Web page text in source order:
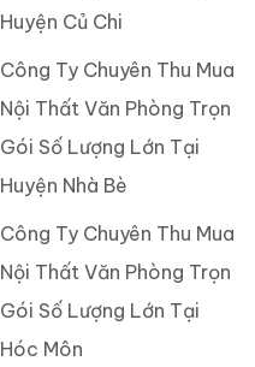
Huyện Củ Chi
Công Ty Chuyên Thu Mua
Nội Thất Văn Phòng Trọn
Gói Số Lượng Lớn Tại
Huyện Nhà Bè
Công Ty Chuyên Thu Mua
Nội Thất Văn Phòng Trọn
Gói Số Lượng Lớn Tại
Hóc Môn